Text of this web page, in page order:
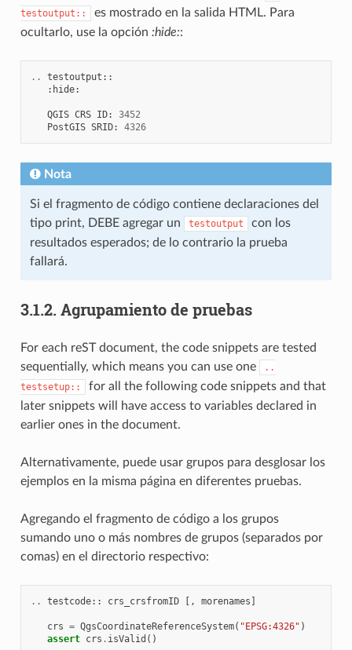
testoutput::
es mostrado en la salida HTML. Para
ocultarlo, use la opción :hide::
.. testoutput ::
: hide:
QGIS CRS ID:
3452
PostGIS SRID: 4326
Nota
Si el fragmento de código contiene declaraciones del
tipo print, DEBE agregar un
testoutput
con los
resultados esperados; de lo contrario la prueba
fallará.
3.1.2. Agrupamiento de pruebas
For each reST document, the code snippets are tested
sequentially, which means you can use one
..
testsetup::
for all the following code snippets and that
later snippets will have access to variables declared in
earlier ones in the document.
Alternativamente, puede usar grupos para desglosar los
ejemplos en la misma página en diferentes pruebas.
Agregando el fragmento de código a los grupos
sumando uno o más nombres de grupos (separados por
comas) en el directorio respectivo:
.. testcode:: crs_crsfromID [, morenames ]
crs = QgsCoordinateReferenceSystem( "EPSG:4326" )
assert crs . isValid ()